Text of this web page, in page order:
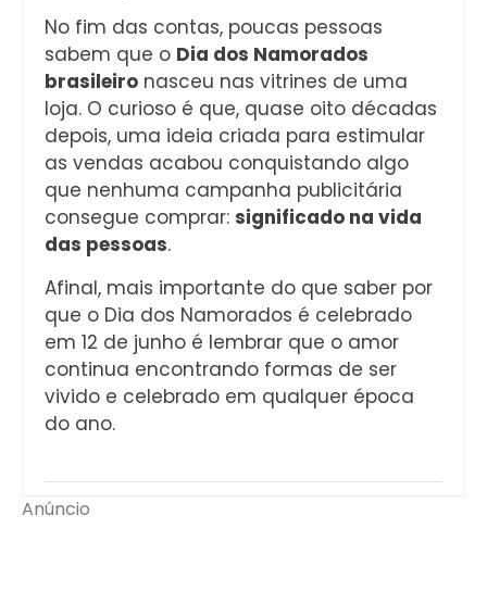
No fim das contas, poucas pessoas
sabem que o Dia dos Namorados
brasileiro nasceu nas vitrines de uma
loja. O curioso é que, quase oito décadas
depois, uma ideia criada para estimular
as vendas acabou conquistando algo
que nenhuma campanha publicitária
consegue comprar: significado na vida
das pessoas.
Afinal, mais importante do que saber por
que o Dia dos Namorados é celebrado
em 12 de junho é lembrar que o amor
continua encontrando formas de ser
vivido e celebrado em qualquer época
do ano.
Anúncio